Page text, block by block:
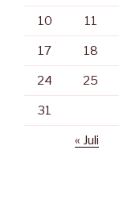
10 11
17 18
24 25
31
« Juli